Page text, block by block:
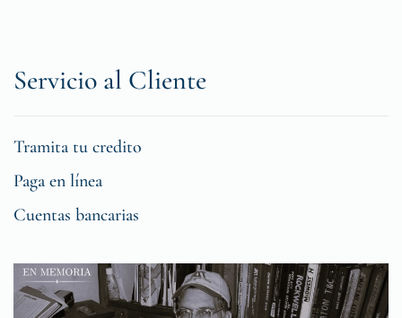
Servicio al Cliente
Tramita tu credito
Paga en línea
Cuentas bancarias